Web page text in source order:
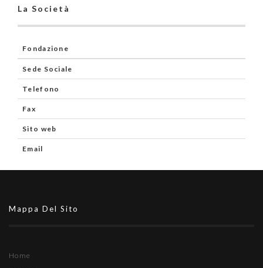
La Società
Fondazione
Sede Sociale
Telefono
Fax
Sito web
Email
Mappa Del Sito
Home